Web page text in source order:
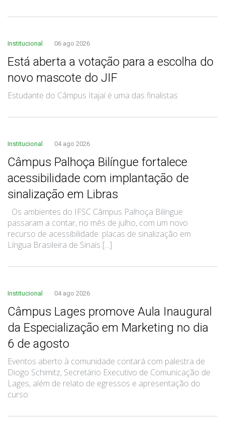
Institucional 06 ago 2026
Está aberta a votação para a escolha do
novo mascote do JIF
Estudante do Câmpus Itajaí é uma das finalistas
Institucional 04 ago 2026
Câmpus Palhoça Bilíngue fortalece
acessibilidade com implantação de
sinalização em Libras
Os ambientes do IFSC Câmpus Palhoça Bilíngue
passaram a contar, no mês de julho, com um novo
recurso de acessibilidade: placas de sinalização em
Língua Brasileira de Sinais [...]
Institucional 04 ago 2026
Câmpus Lages promove Aula Inaugural
da Especialização em Marketing no dia
6 de agosto
Eventos aberto à comunidade contará com palestra de
Diogo Schimitz, Secretário Executivo de Comunicação de
Lages, além de relato de egressos e apresentação do
curso